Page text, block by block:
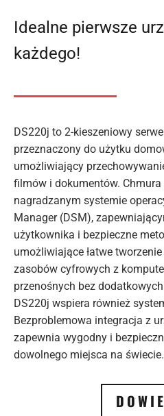
Idealne pierwsze
każdego!
DS220j to 2-kieszeniowy
przeznaczony do użytku
umożliwiający
filmów i dokumentów.
nagradzanym systemie
Manager (DSM),
użytkownika i bezpieczne
umożliwiające łatwe
zasobów cyfrowych z
przenośnych bez
DS220j wspiera również
Bezproblemowa integracja z
zapewnia wygodny i
dowolnego miejsca na świecie.